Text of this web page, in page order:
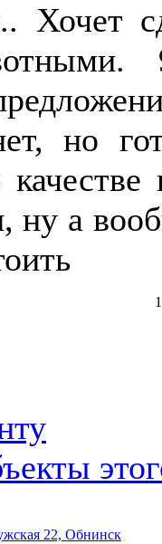
Хочет
но
ну а
1
22, Обнинск